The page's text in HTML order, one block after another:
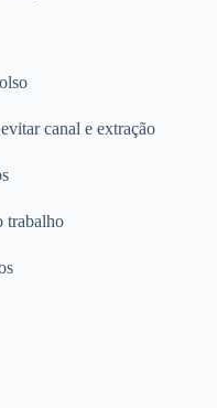
canal e extração
trabalho